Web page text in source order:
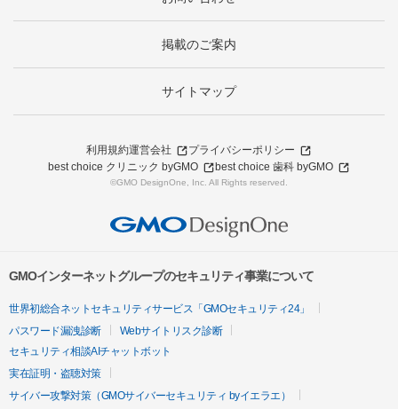
掲載のご案内
サイトマップ
利用規約運営会社
プライバシーポリシー
best choice クリニック byGMO
best choice 歯科 byGMO
©GMO DesignOne, Inc. All Rights reserved.
GMOインターネットグループのセキュリティ事業について
世界初総合ネットセキュリティサービス「GMOセキュリティ24」
パスワード漏洩診断
Webサイトリスク診断
セキュリティ相談AIチャットボット
実在証明・盗聴対策
サイバー攻撃対策（GMOサイバーセキュリティ byイエラエ）